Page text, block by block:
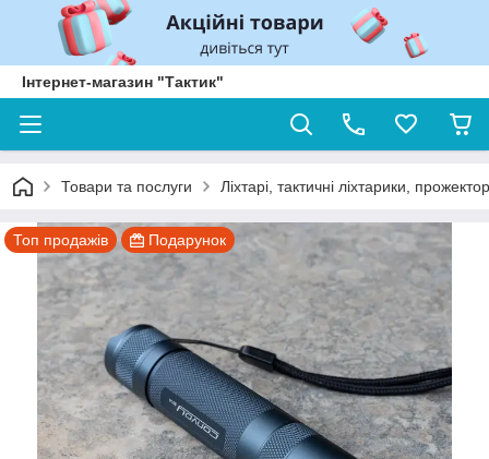
Інтернет-магазин "Тактик"
Товари та послуги Ліхтарі, тактичні ліхтарики,
Топ продажів Подарунок